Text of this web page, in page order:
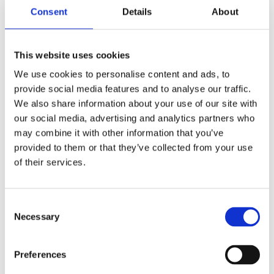
Consent Details About
This website uses cookies
We use cookies to personalise content and ads, to
provide social media features and to analyse our traffic.
We also share information about your use of our site with
our social media, advertising and analytics partners who
may combine it with other information that you’ve
provided to them or that they’ve collected from your use
of their services.
Selection
Necessary
Preferences
11-15, BMW 5 F10-18 10-17
Numer artykułu: BW406.NLR0.BR
Stan
Na stanie
163 PLN
15-18, Mercedes-Benz GLS
Nowy
Na stanie
89 PLN
ZAPISZ SIĘ NA NAPRAWĘ URZĄDZENIA